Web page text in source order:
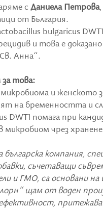
с Даниела Петрова
от България.
bulgaricus
и това е
Анна“.
за това:
и женското
на бременността и
DWT1 помага при
микробиом чрез
българска компания,
съчетаващи
и ГМО, са основани
щам от воден